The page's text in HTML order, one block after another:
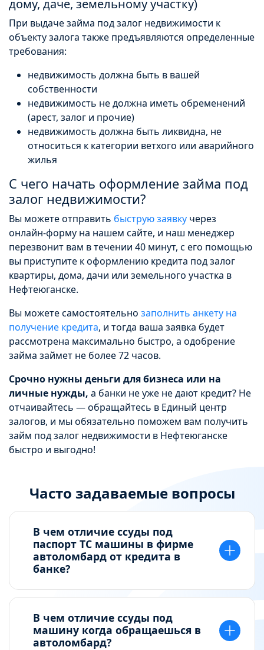
дому, даче, земельному участку)
При выдаче займа под залог недвижимости к
объекту залога также предъявляются определенные
требования:
недвижимость должна быть в вашей
собственности
недвижимость не должна иметь обременений
(арест, залог и прочие)
недвижимость должна быть ликвидна, не
относиться к категории ветхого или аварийного
жилья
С чего начать оформление займа под
залог недвижимости?
Вы можете отправить быструю заявку через
онлайн-форму на нашем сайте, и наш менеджер
перезвонит вам в течении 40 минут, с его помощью
вы приступите к оформлению кредита под залог
квартиры, дома, дачи или земельного участка в
Нефтеюганске.
Вы можете самостоятельно заполнить анкету на
получение кредита, и тогда ваша заявка будет
рассмотрена максимально быстро, а одобрение
займа займет не более 72 часов.
Срочно нужны деньги для бизнеса или на
личные нужды, а банки не уже не дают кредит? Не
отчаивайтесь — обращайтесь в Единый центр
залогов, и мы обязательно поможем вам получить
займ под залог недвижимости в Нефтеюганске
быстро и выгодно!
Часто задаваемые вопросы
В чем отличие ссуды под
паспорт ТС машины в фирме
автоломбард от кредита в
банке?
В чем отличие ссуды под
машину когда обращаешься в
автоломбард?